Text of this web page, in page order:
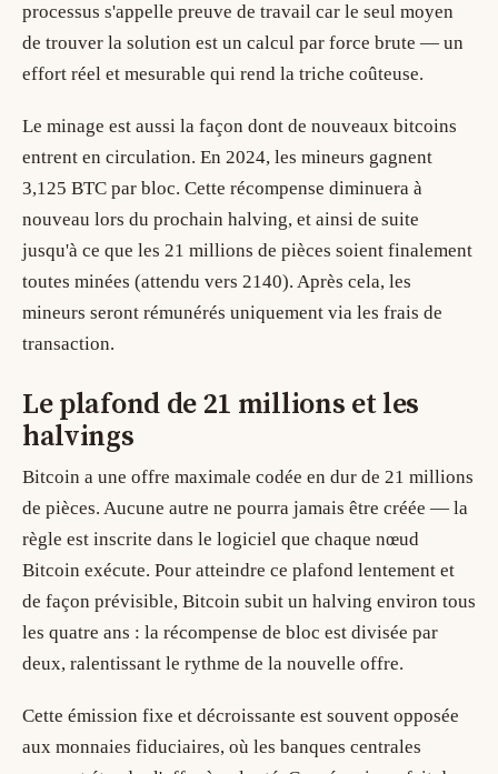
processus s'appelle preuve de travail car le seul moyen
de trouver la solution est un calcul par force brute — un
effort réel et mesurable qui rend la triche coûteuse.
Le minage est aussi la façon dont de nouveaux bitcoins
entrent en circulation. En 2024, les mineurs gagnent
3,125 BTC par bloc. Cette récompense diminuera à
nouveau lors du prochain halving, et ainsi de suite
jusqu'à ce que les 21 millions de pièces soient finalement
toutes minées (attendu vers 2140). Après cela, les
mineurs seront rémunérés uniquement via les frais de
transaction.
Le plafond de 21 millions et les
halvings
Bitcoin a une offre maximale codée en dur de 21 millions
de pièces. Aucune autre ne pourra jamais être créée — la
règle est inscrite dans le logiciel que chaque nœud
Bitcoin exécute. Pour atteindre ce plafond lentement et
de façon prévisible, Bitcoin subit un halving environ tous
les quatre ans : la récompense de bloc est divisée par
deux, ralentissant le rythme de la nouvelle offre.
Cette émission fixe et décroissante est souvent opposée
aux monnaies fiduciaires, où les banques centrales